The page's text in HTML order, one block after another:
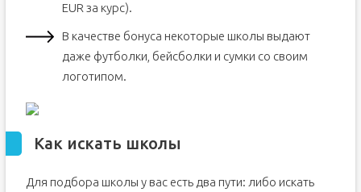
EUR за курс).
В качестве бонуса некоторые школы выдают
даже футболки, бейсболки и сумки со своим
логотипом.
Как искать школы
Для подбора школы у вас есть два пути: либо искать